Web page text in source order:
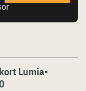
Lumia-